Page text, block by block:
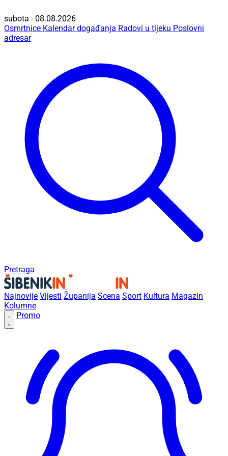
subota - 08.08.2026
Osmrtnice Kalendar događanja Radovi u tijeku Poslovni
adresar
Pretraga
Najnovije Vijesti Županija Scena Sport Kultura Magazin
Kolumne
Promo